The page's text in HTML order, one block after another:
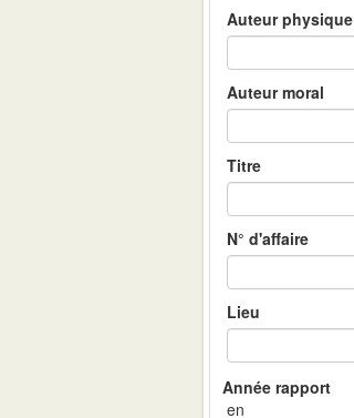
Auteur physique
Auteur moral
Titre
N° d'affaire
Lieu
en